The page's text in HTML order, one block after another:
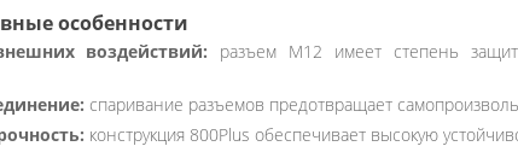
особенности
воздействий: разъем M12 имеет степень
спаривание разъемов предотвращает
конструкция 800Plus обеспечивает высокую